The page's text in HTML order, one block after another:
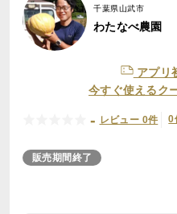
千葉県山武市
わたなべ農園
アプリ
今すぐ使えるク
- レビュー 0件 0
販売期間終了